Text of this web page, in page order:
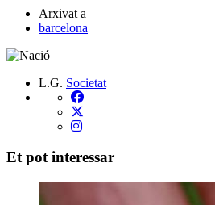
Arxivat a
barcelona
L.G. Societat
Et pot interessar